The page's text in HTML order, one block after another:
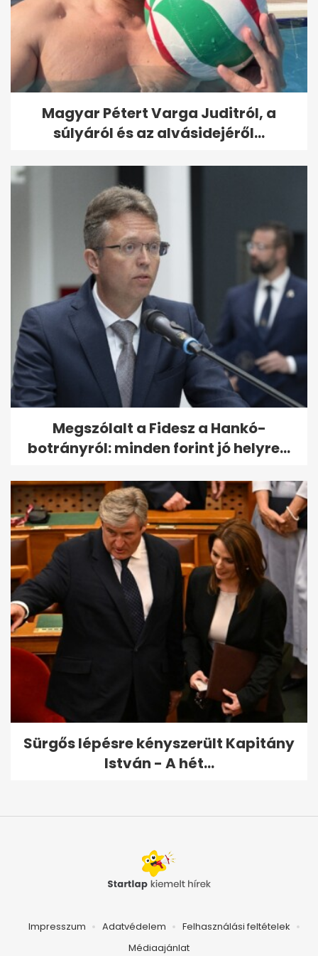
Magyar Pétert Varga Juditról, a
súlyáról és az alvásidejéről...
Megszólalt a Fidesz a Hankó-
botrányról: minden forint jó helyre...
Sürgős lépésre kényszerült Kapitány
István - A hét...
Impresszum Adatvédelem
Felhasználási feltételek
Médiaajánlat